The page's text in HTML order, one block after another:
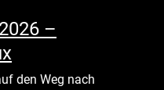
–
den Weg nach